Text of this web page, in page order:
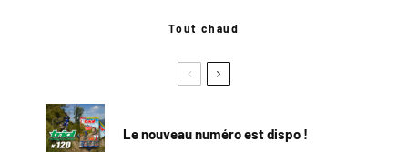
Tout chaud
Le nouveau numéro est dispo !